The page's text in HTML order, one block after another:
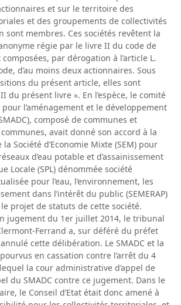
et sur le territoire des
et des groupements de collectivités
sont membres. Ces sociétés revêtent la
régie par le livre II du code de
par dérogation à l’article L.
d’au moins deux actionnaires. Sous
du présent article, elles sont
du présent livre ». En l’espèce, le comité
l’aménagement et le développement
composé de communes et
avait donné son accord à la
Société d’Economie Mixte (SEM) pour
d’eau potable et d’assainissement
Locale (SPL) dénommée société
pour l’eau, l’environnement, les
dans l’intérêt du public (SEMERAP)
projet de statuts de cette société.
jugement du 1er juillet 2014, le tribunal
Ferrand a, sur déféré du préfet
cette délibération. Le SMADC et la
pourvus en cassation contre l’arrêt du 4
la cour administrative d’appel de
du SMADC contre ce jugement. Dans le
le Conseil d’Etat était donc amené à